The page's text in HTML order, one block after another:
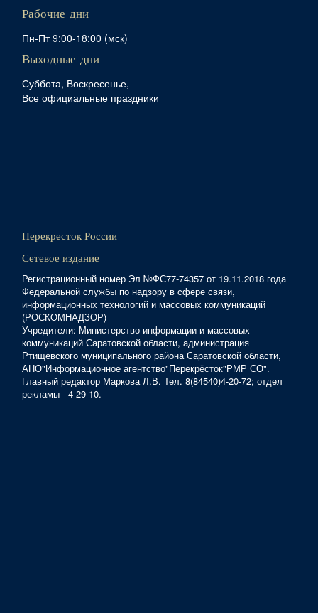
Рабочие дни
Пн-Пт 9:00-18:00 (мск)
Выходные дни
Суббота, Воскресенье,
Все официальные праздники
Перекресток России
Сетевое издание
Регистрационный номер Эл №ФС77-74357 от 19.11.2018 года
Федеральной службы по надзору в сфере связи,
информационных технологий и массовых коммуникаций
(РОСКОМНАДЗОР)
Учредители: Министерство информации и массовых
коммуникаций Саратовской области, администрация
Ртищевского муниципального района Саратовской области,
АНО"Информационное агентство"Перекрёсток"РМР СО".
Главный редактор Маркова Л.В. Тел. 8(84540)4-20-72; отдел
рекламы - 4-29-10.